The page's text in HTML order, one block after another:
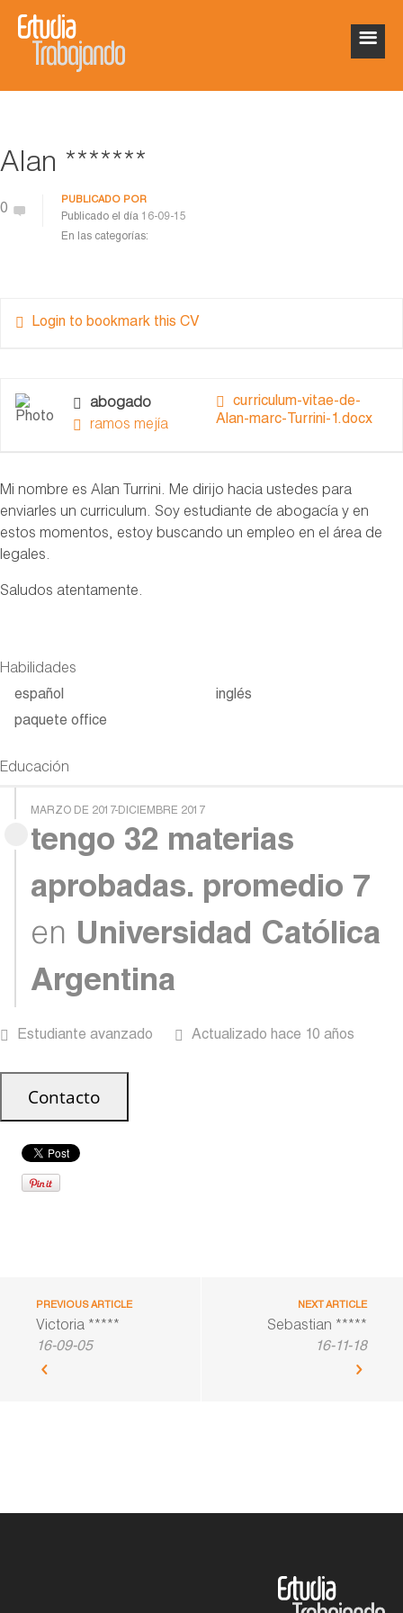
Alan *******
0
PUBLICADO POR
Publicado el día 16-09-15
En las categorías:
Login to bookmark this CV
curriculum-vitae-de-
Alan-marc-Turrini-1.docx
abogado
ramos mejía
Mi nombre es Alan Turrini. Me dirijo hacia ustedes para
enviarles un curriculum. Soy estudiante de abogacía y en
estos momentos, estoy buscando un empleo en el área de
legales.
Saludos atentamente.
Habilidades
español
inglés
paquete office
Educación
MARZO DE 2017-DICIEMBRE 2017
tengo 32 materias
aprobadas. promedio 7
en Universidad Católica
Argentina
Estudiante avanzado Actualizado hace 10 años
PREVIOUS ARTICLE
Victoria *****
16-09-05
NEXT ARTICLE
Sebastian *****
16-11-18